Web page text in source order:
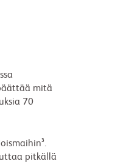
mitä
70
pitkällä